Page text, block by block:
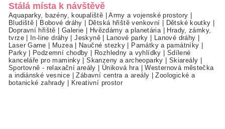
Stálá místa k návštěvě
Aquaparky, bazény, koupaliště |Army a vojenské prostory
Bludiště
Bobové dráhy Dětská hřiště venkovní Dětské koutky
Dopravní hřiště
Galerie Hvězdárny a planetária
Hrady, zámky,
tvrze| In-line dráhy |Jeskyně| Lanové parky Lanové dráhy
Laser Game
Muzea| Naučné stezky Památky a památníky
Parky| Podzemní chodby Rozhledny a vyhlídky
Sdílené
kanceláře pro maminky |Skanzeny a archeoparky Skiareály
Sportovně - relaxační areály
Úniková hra |Westernová městečka
a indiánské vesnice |Zábavní centra a areály |Zoologické a
botanické zahrady
Kreativní prostor